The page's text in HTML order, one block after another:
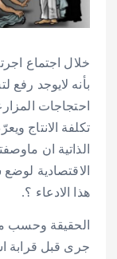
خلال اجتماع
بأنه لايوجد
احتجاجات
تكلفة الانتاج
الذاتية ان
الاقتصادية
هذا الادعاء ؟.
الحقيقة وحسب
جرى قبل قرابة